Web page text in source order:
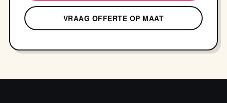
VRAAG OFFERTE OP MAAT